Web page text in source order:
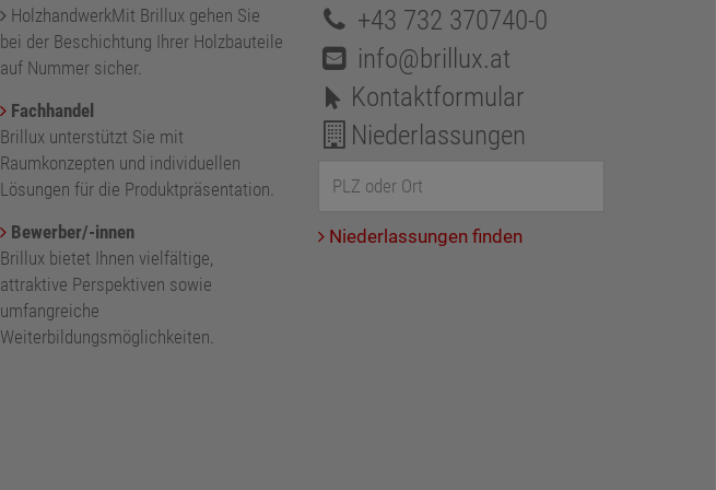
HolzhandwerkMit Brillux gehen Sie
bei der Beschichtung Ihrer Holzbauteile
auf Nummer sicher.
Fachhandel
Brillux unterstützt Sie mit
Raumkonzepten und individuellen
Lösungen für die Produktpräsentation.
Bewerber/-innen
Brillux bietet Ihnen vielfältige,
attraktive Perspektiven sowie
umfangreiche
Weiterbildungsmöglichkeiten.
+43 732 370740-0
info@brillux.at
Kontaktformular
Niederlassungen
Niederlassungen finden